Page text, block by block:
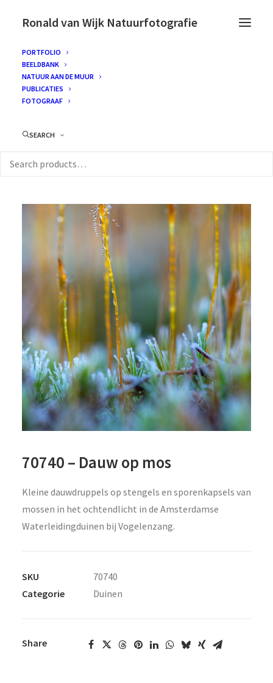
Ronald van Wijk Natuurfotografie
PORTFOLIO
BEELDBANK
NATUUR AAN DE MUUR
PUBLICATIES
FOTOGRAAF
SEARCH
70740 – Dauw op mos
Kleine dauwdruppels op stengels en sporenkapsels van
mossen in het ochtendlicht in de Amsterdamse
Waterleidingduinen bij Vogelenzang.
SKU
70740
Categorie
Duinen
Share